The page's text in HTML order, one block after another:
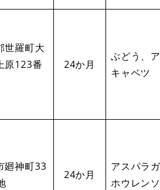
世羅町大
原123番
24か月
ぶどう、
キャベツ
廻神町33
24か月
アスパラ
ホウレン